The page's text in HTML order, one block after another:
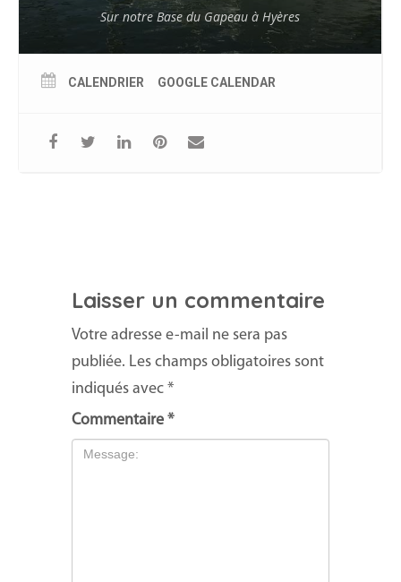
Sur notre Base du Gapeau à Hyères
CALENDRIER GOOGLE CALENDAR
Laisser un commentaire
Votre adresse e-mail ne sera pas
publiée. Les champs obligatoires sont
indiqués avec *
Commentaire *